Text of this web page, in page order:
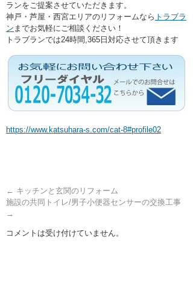
ランをご提案させていただきます。
神戸・芦屋・西宮エリアのリフォームなら トラブラ
ン までお気軽にご相談ください！
トラブランでは24時間,365日対応させて頂きます
https://www.katsuhara-s.com/cat-8#profile02
← キッチンと玄関のリフォーム
施設の共同トイレ/男子小便器センサーの交換工事
→
コメントは受け付けていません。